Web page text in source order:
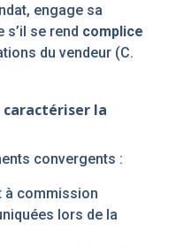
engage sa
se rend complice
du vendeur (C.
caractériser la
convergents :
à commission
lors de la